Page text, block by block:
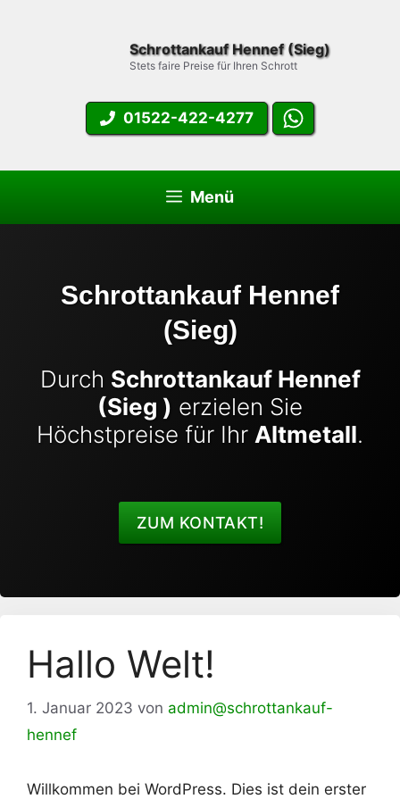
Schrottankauf Hennef (Sieg)
Stets faire Preise für Ihren Schrott
01522-422-4277
Menü
Schrottankauf Hennef
(Sieg)
Durch Schrottankauf Hennef
(Sieg ) erzielen Sie
Höchstpreise für Ihr Altmetall.
ZUM KONTAKT!
Hallo Welt!
1. Januar 2023 von admin@schrottankauf-
hennef
Willkommen bei WordPress. Dies ist dein erster